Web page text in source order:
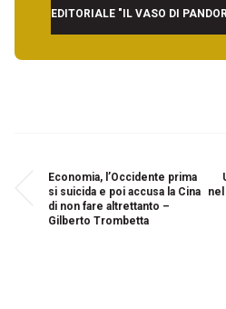
EDITORIALE "IL VASO DI
Economia, l’Occidente prima
si suicida e poi accusa la Cina
di non fare altrettanto –
Gilberto Trombetta